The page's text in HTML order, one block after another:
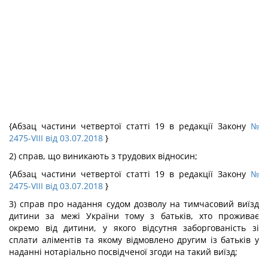
{Абзац частини четвертої статті 19 в редакції Закону №
2475-VIII від 03.07.2018 }
2) справ, що виникають з трудових відносин;
{Абзац частини четвертої статті 19 в редакції Закону №
2475-VIII від 03.07.2018 }
3) справ про надання судом дозволу на тимчасовий виїзд
дитини за межі України тому з батьків, хто проживає
окремо від дитини, у якого відсутня заборгованість зі
сплати аліментів та якому відмовлено другим із батьків у
наданні нотаріально посвідченої згоди на такий виїзд;